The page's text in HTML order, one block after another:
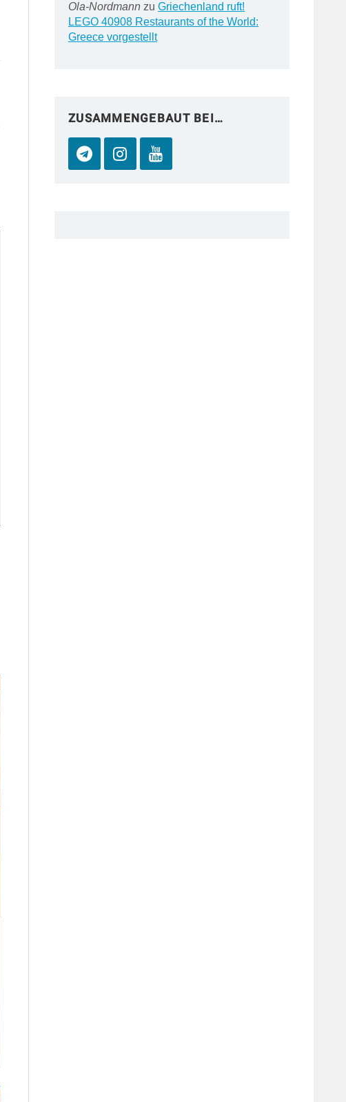
Ola-Nordmannzu Griechenland ruft!
LEGO 40908 Restaurants of the World:
Greece vorgestellt
ZUSAMMENGEBAUT BEI…